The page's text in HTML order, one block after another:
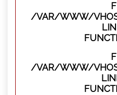
/VAR/WWW/
/VAR/WWW/